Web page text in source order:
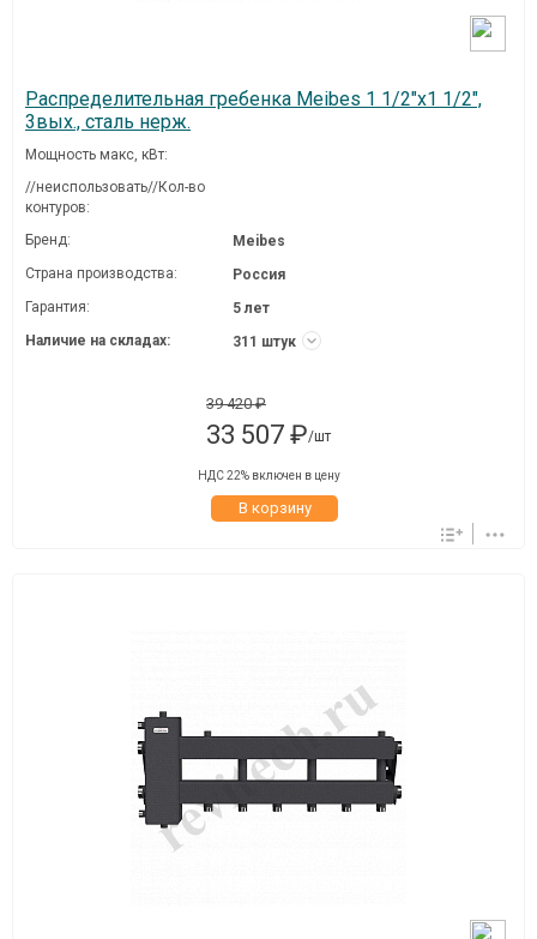
Распределительная гребенка Meibes 1 1/2"х1 1/2",
3вых., сталь нерж.
Мощность макс, кВт:
//неиспользовать//Кол-во
контуров:
Бренд:
Meibes
Страна производства:
Россия
Гарантия:
5 лет
Наличие на складах:
311 штук
39 420 ₽
33 507 ₽/шт
НДС 22% включен в цену
В корзину